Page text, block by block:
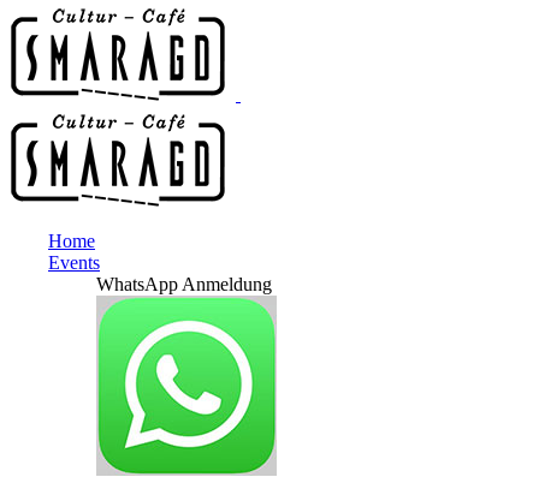
Home
Events
WhatsApp Anmeldung